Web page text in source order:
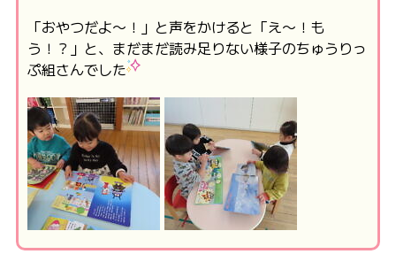
「おやつだよ〜！」と声をかけると「え〜！も
う！？」と、まだまだ読み足りない様子のちゅうりっ
ぷ組さんでした